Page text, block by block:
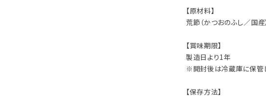
【原材料】
荒節（かつおのふし／国
【賞味期限】
製造日より1年
※開封後は冷蔵庫に保管
【保存方法】